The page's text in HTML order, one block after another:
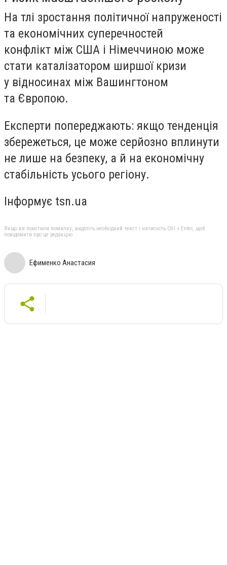
На тлі зростання політичної напруженості
та економічних суперечностей
конфлікт між США і Німеччиною може
стати каталізатором ширшої кризи
у відносинах між Вашингтоном
та Європою.
Експерти попереджають: якщо тенденція
збережеться, це може серйозно вплинути
не лише на безпеку, а й на економічну
стабільність усього регіону.
Інформує tsn.ua
Якщо ви помітили помилку, виділіть необхідний текст і натисніть Ctrl + Enter, щоб
повідомити про це редакцію
Ефименко Анастасия